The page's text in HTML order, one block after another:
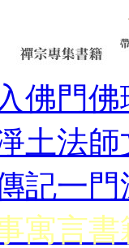
佛門佛
土法師
記一門
寓言書